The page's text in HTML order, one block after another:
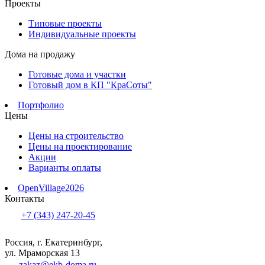
Проекты
Типовые проекты
Индивидуальные проекты
Дома на продажу
Готовые дома и участки
Готовый дом в КП "КраСоты"
Портфолио
Цены
Цены на строительство
Цены на проектирование
Акции
Варианты оплаты
OpenVillage2026
Контакты
+7 (343) 247-20-45
Россия, г. Екатеринбург,
ул. Мраморская 13